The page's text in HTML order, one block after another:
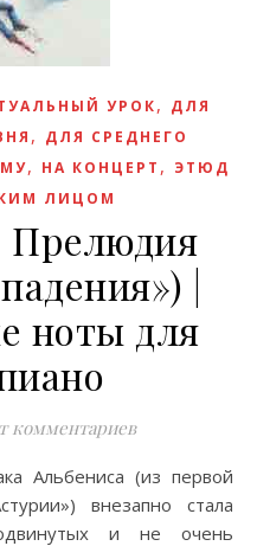
УРОК, ДЛЯ
, ДЛЯ СРЕДНЕГО
, НА КОНЦЕРТ , ЭТЮД
ЛИЦОМ
Прелюдия
|
ноты для
комментариев
внезапно стала
и не очень